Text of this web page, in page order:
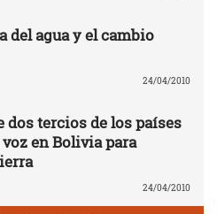
del agua y el cambio
24/04/2010
dos tercios de los países
en Bolivia para
24/04/2010